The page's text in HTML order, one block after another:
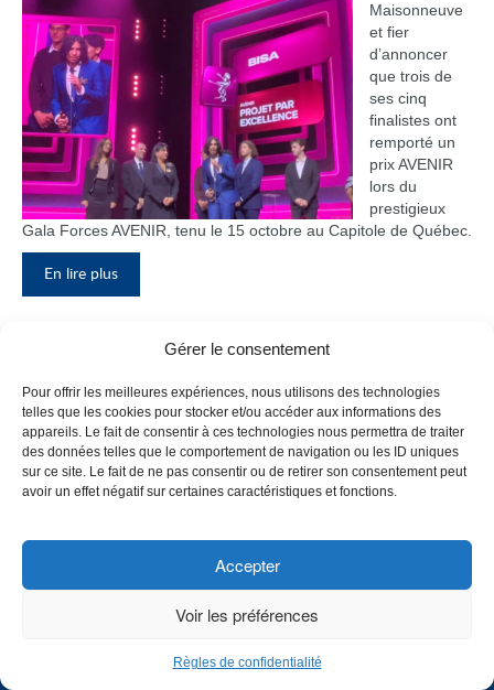
Gérer le consentement
Pour offrir les meilleures expériences, nous utilisons des technologies
telles que les cookies pour stocker et/ou accéder aux informations des
appareils. Le fait de consentir à ces technologies nous permettra de traiter
des données telles que le comportement de navigation ou les ID uniques
sur ce site. Le fait de ne pas consentir ou de retirer son consentement peut
avoir un effet négatif sur certaines caractéristiques et fonctions.
Accepter
Voir les préférences
Règles de confidentialité
Maisonneuve
et fier
d’annoncer
que trois de
ses cinq
finalistes ont
remporté un
prix AVENIR
lors du
prestigieux
Gala Forces AVENIR, tenu le 15 octobre au Capitole de Québec.
En lire plus
bloc F
Le Collège de
Maisonneuve
a inauguré
CHOISISSEZ UN PROFIL